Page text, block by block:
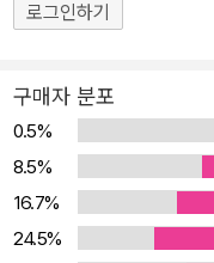
로그인하기
구매자 분포
0.5%
8.5%
16.7%
24.5%